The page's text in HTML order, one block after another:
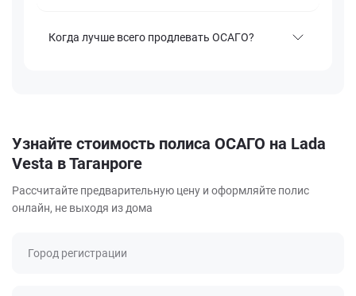
Когда лучше всего продлевать ОСАГО?
Узнайте стоимость полиса ОСАГО на Lada
Vesta в Таганроге
Рассчитайте предварительную цену и оформляйте полис
онлайн, не выходя из дома
Город регистрации